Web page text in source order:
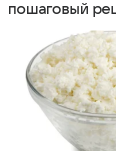
пошаговый